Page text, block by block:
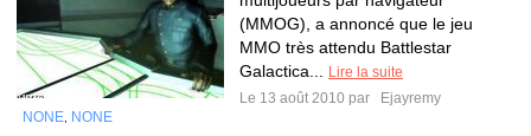
(MMOG), a annoncé que le jeu
MMO très attendu Battlestar
Galactica...
Lire la suite
Le 13 août 2010 par
Ejayremy
NONE NONE